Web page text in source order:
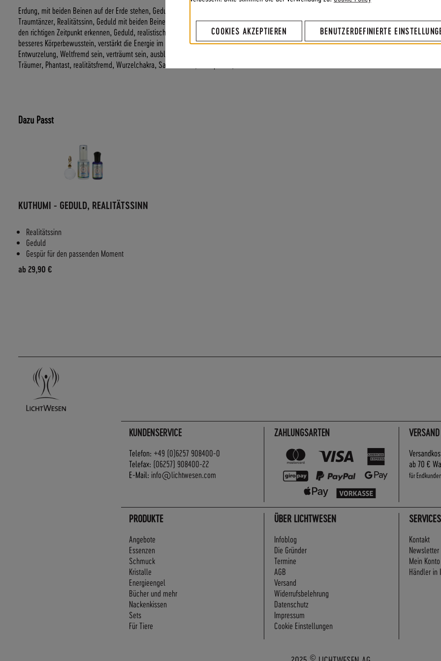
COOKIES AKZEPTIEREN BENUTZERDEFINIERTE
Erdung, mit beiden Beinen auf der Erde stehen, Geduld, Realitätssinn, Wahrnehmung anderer Ebenen,
Traumtänzer, Realitätssinn, Geduld mit beiden Beinen auf der Erde stehen, kraftvoll/geerdet/wohl fühlen,
den richtigen Zeitpunkt erkennen, Geduld, realistische Einschätzung, Wahrnehmung (fein /grobstofflich),
besseres Körperbewusstein, verstärkt die Energie im Körper Bodyshaming, Menschenkenntnis,
Entwurzelung, Weltfremd sein, verträumt sein, ausblenden von Realität, sich mit der Realität anfreunden,
Träumer, Phantast, realitätsfremd, Wurzelchakra, Sakralchakra, Solarplexus,
Dazu Passt
KUTHUMI - GEDULD, REALITÄTSSINN
Realitätssinn
Geduld
Gespür für den passenden Moment
ab 29,90 €
KUNDENSERVICE
Telefon: +49 (0)6257 908400-0
Telefax: (06257) 908400-22
E-Mail: info@lichtwesen.com
ZAHLUNGSARTEN VERSAND
ab 70 €
für
PRODUKTE
Angebote
Essenzen
Schmuck
Kristalle
Energieengel
Bücher und mehr
Nackenkissen
Sets
Für Tiere
ÜBER LICHTWESEN
Infoblog
Die Gründer
Termine
AGB
Versand
Widerrufsbelehrung
Datenschutz
Impressum
Cookie Einstellungen
SERVICES
Kontakt
Newsletter
Mein Konto
Händler in
©